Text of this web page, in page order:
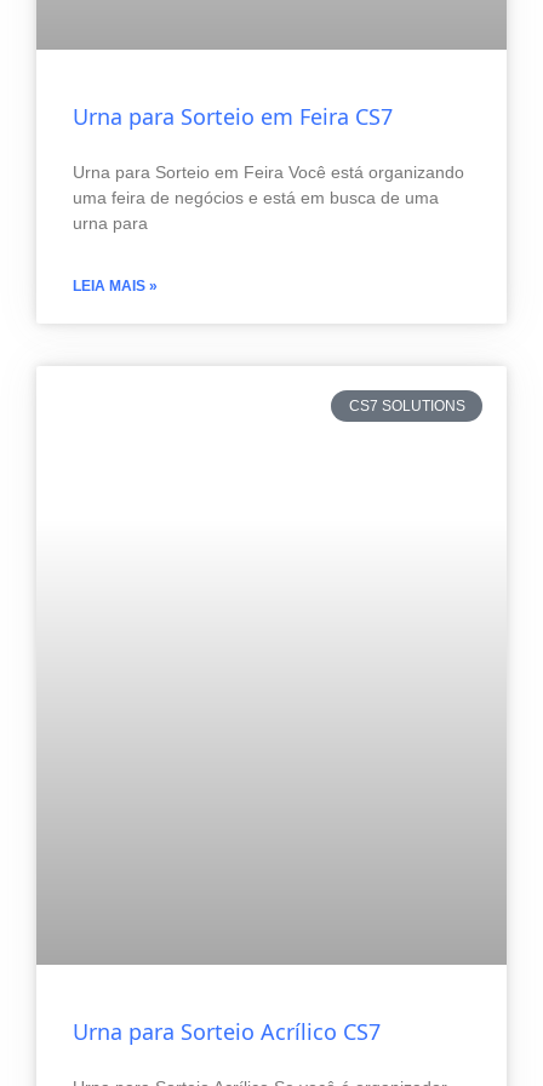
Urna para Sorteio em Feira CS7
Urna para Sorteio em Feira Você está organizando
uma feira de negócios e está em busca de uma
urna para
LEIA MAIS »
CS7 SOLUTIONS
Urna para Sorteio Acrílico CS7